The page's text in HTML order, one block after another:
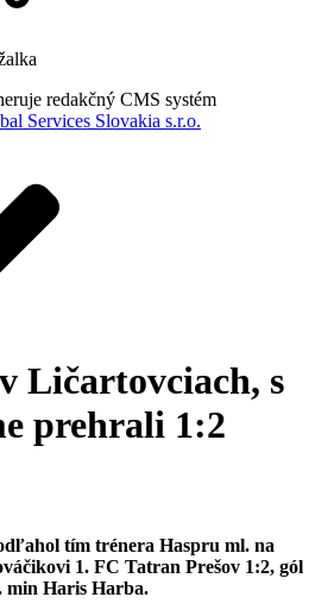
redakčný CMS systém
Services Slovakia s.r.o.
Ličartovciach, s
prehrali 1:2
tím trénera Haspru ml. na
1. FC Tatran Prešov 1:2, gól
min Haris Harba.